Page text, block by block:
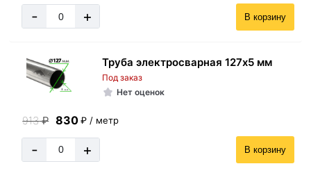
- + В корзину
Труба электросварная 127х5 мм
Под заказ
Нет оценок
913₽ 830 ₽ / метр
- + В корзину